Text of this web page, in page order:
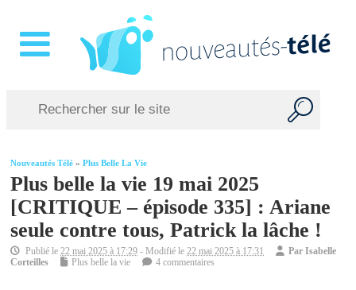
Nouveautés Télé »Plus Belle La Vie
Plus belle la vie 19 mai 2025
[CRITIQUE – épisode 335] : Ariane
seule contre tous, Patrick la lâche !
Publié le22 mai 2025 à 17:29 - Modifié le22 mai 2025 à 17:31 ParIsabelle
Corteilles
Plus belle la vie 4 commentaires